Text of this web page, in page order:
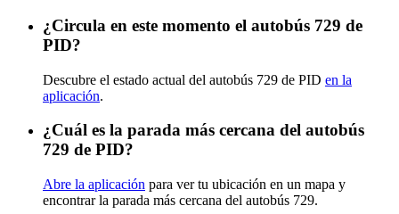
¿Circula en este momento el autobús 729 de
PID?
Descubre el estado actual del autobús 729 de PID en la
aplicación.
¿Cuál es la parada más cercana del autobús
729 de PID?
Abre la aplicación para ver tu ubicación en un mapa y
encontrar la parada más cercana del autobús 729.